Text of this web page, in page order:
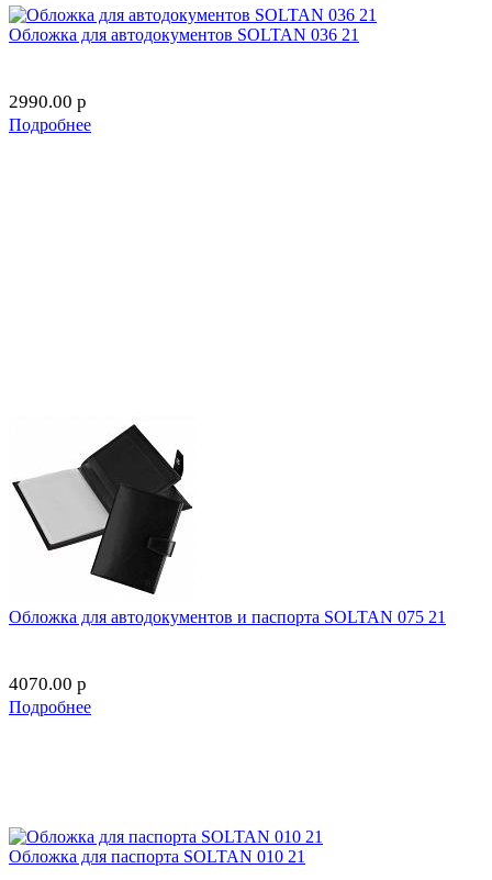
Обложка для автодокументов SOLTAN 036 21
2990.00 p
Подробнее
Обложка для автодокументов и паспорта SOLTAN 075 21
4070.00 p
Подробнее
Обложка для паспорта SOLTAN 010 21